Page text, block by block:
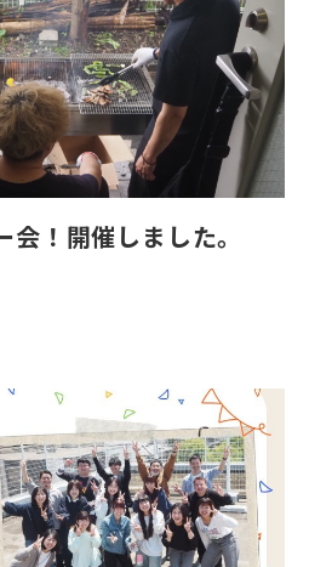
！開催しました。